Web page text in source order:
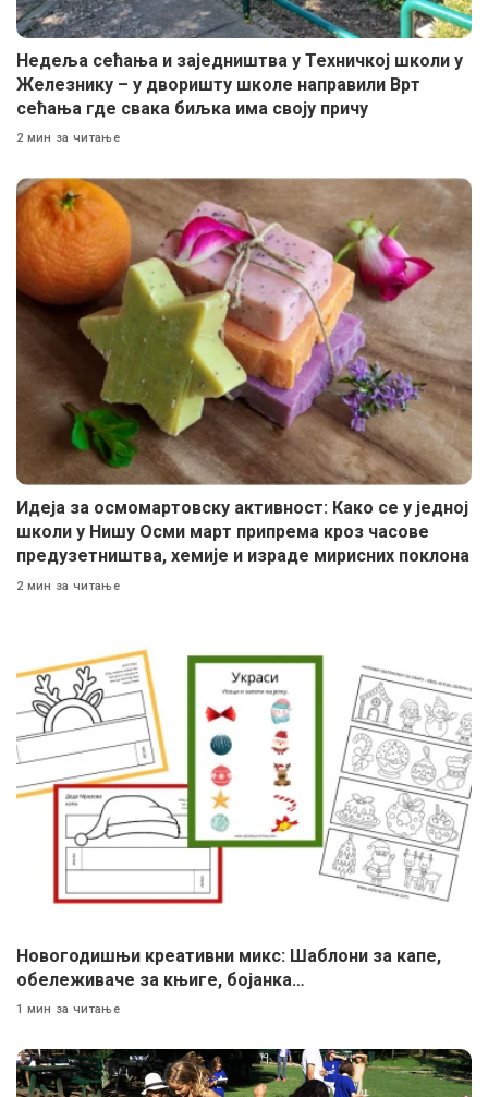
Недеља сећања и заједништва у Техничкој школи у
Железнику – у дворишту школе направили Врт
сећања где свака биљка има своју причу
2 мин за читање
Идеја за осмомартовску активност: Како се у једној
школи у Нишу Осми март припрема кроз часове
предузетништва, хемије и израде мирисних поклона
2 мин за читање
Новогодишњи креативни микс: Шаблони за капе,
обележиваче за књиге, бојанка…
1 мин за читање